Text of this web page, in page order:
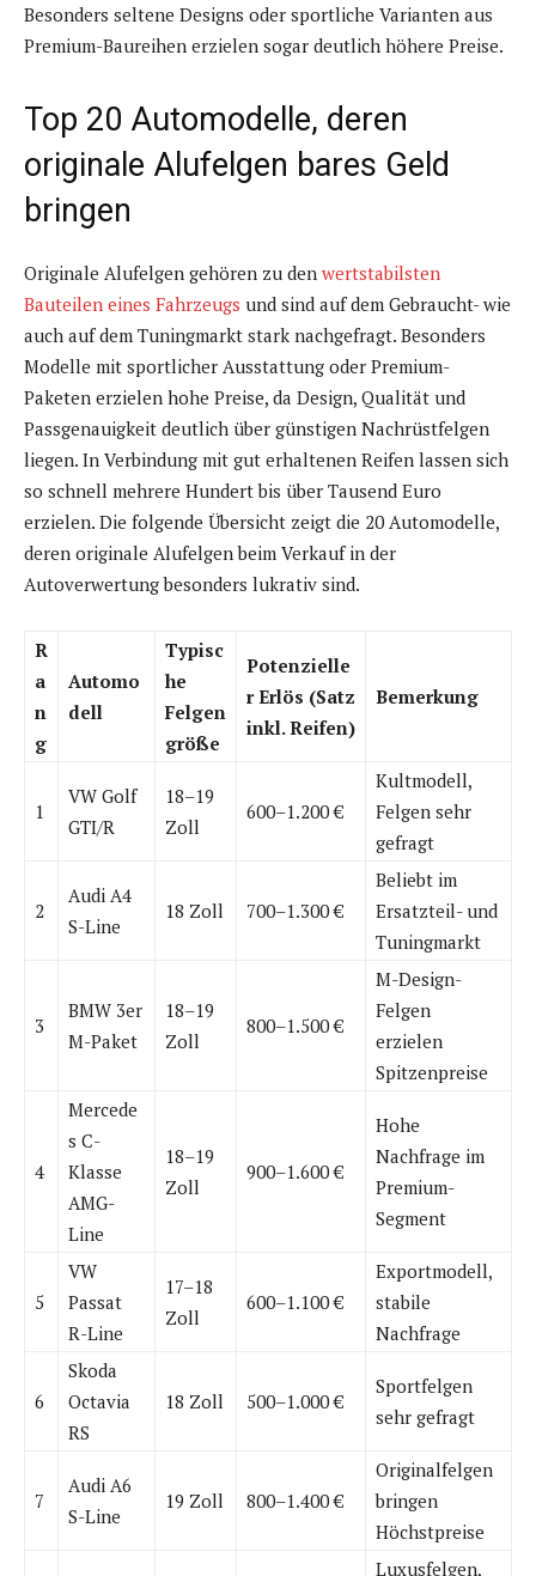
Besonders seltene Designs oder sportliche Varianten aus
Premium-Baureihen erzielen sogar deutlich höhere Preise.
Top 20 Automodelle, deren
originale Alufelgen bares Geld
bringen
Originale Alufelgen gehören zu den wertstabilsten
Bauteilen eines Fahrzeugs und sind auf dem Gebraucht- wie
auch auf dem Tuningmarkt stark nachgefragt. Besonders
Modelle mit sportlicher Ausstattung oder Premium-
Paketen erzielen hohe Preise, da Design, Qualität und
Passgenauigkeit deutlich über günstigen Nachrüstfelgen
liegen. In Verbindung mit gut erhaltenen Reifen lassen sich
so schnell mehrere Hundert bis über Tausend Euro
erzielen. Die folgende Übersicht zeigt die 20 Automodelle,
deren originale Alufelgen beim Verkauf in der
Autoverwertung besonders lukrativ sind.
R
a
n
g
Automo
dell
Typisc
he
Felgen
größe
Potenzielle
r Erlös (Satz
inkl. Reifen)
Bemerkung
1
VW Golf
GTI/R
18–19
Zoll
600–1.200 €
Kultmodell,
Felgen sehr
gefragt
2
Audi A4
S-Line
18 Zoll 700–1.300 €
Beliebt im
Ersatzteil- und
Tuningmarkt
3
BMW 3er
M-Paket
18–19
Zoll
800–1.500 €
M-Design-
Felgen
erzielen
Spitzenpreise
4
Mercede
s C-
Klasse
AMG-
Line
18–19
Zoll
900–1.600 €
Hohe
Nachfrage im
Premium-
Segment
5
VW
Passat
R-Line
17–18
Zoll
600–1.100 €
Exportmodell,
stabile
Nachfrage
6
Skoda
Octavia
RS
18 Zoll 500–1.000 €
Sportfelgen
sehr gefragt
7
Audi A6
S-Line
19 Zoll 800–1.400 €
Originalfelgen
bringen
Höchstpreise
Luxusfelgen,